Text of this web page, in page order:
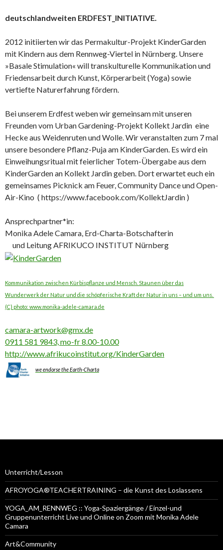
deutschlandweiten ERDFEST_INITIATIVE.
2012 initiierten wir das Permakultur-Projekt KinderGarden
mit Kindern aus dem Rennweg-Viertel in Nürnberg. Unsere
»Basale Stimulation« will transkulturelle Kommunikation und
Friedensarbeit durch Kunst, Körperarbeit (Yoga) sowie
vertiefte Naturerfahrung fördern.
Bei unserem Erdfest weben wir gemeinsam mit unseren
Freunden vom Urban Gardening-Projekt Kollekt Jardin eine
Hecke aus Weidenruten und Wolle. Wir veranstalten zum 7 mal
unsere besondere Pflanz-Puja am KinderGarden. Es wird ein
Einweihungsritual mit feierlicher Totem-Übergabe aus dem
KinderGarden an Kollekt Jardin geben. Dort erwartet euch ein
gemeinsames Picknick am Feuer, Community Dance und Open-
Air-Kino ( https://www.facebook.com/KollektJardin )
Ansprechpartner*in:
Monika Adele Camara, Erd-Charta-Botschafterin
und Leitung AFRIKUCO INSTITUT Nürnberg
Kommunikation zwischen Kürbispflanze und Mensch. Staunen über das
Wunderwerk der Natur und die schöpferische Kraft der Natur in uns – und um uns.
(C) photo: www.monika-adele-camara.de
camara-artwork@gmx.de
0911 581 9843, mo-fr 8.00-10.00
http://www.afrikucoinstitut.org/KinderGarden
we endorse the Earth-Charta
Unterricht/Lesson
AFROYOGA®TEACHERTRAINING – die Kunst des Loslassens
YOGA_AM_RENNWEG :: Yoga-Spaziergänge / Einzel-und
Gruppenunterricht Live und Online on Zoom mit Monika Adele
Camara
Art&Community